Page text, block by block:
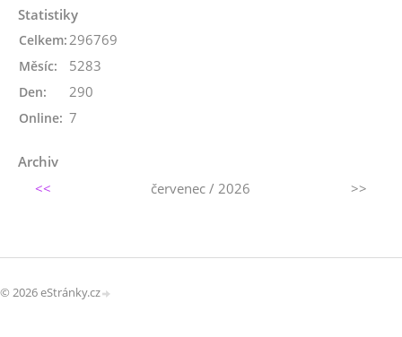
Statistiky
Online: 7
Celkem: 296769
Měsíc: 5283
Den: 290
Archiv
<<
červenec / 2026 >>
© 2026 eStránky.cz